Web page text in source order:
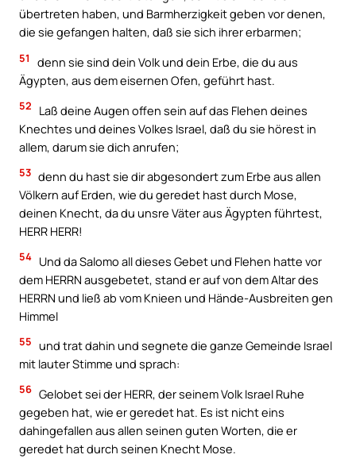
übertreten haben, und Barmherzigkeit geben vor denen,
die sie gefangen halten, daß sie sich ihrer erbarmen;
51
denn sie sind dein Volk und dein Erbe, die du aus
Ägypten, aus dem eisernen Ofen, geführt hast.
52
Laß deine Augen offen sein auf das Flehen deines
Knechtes und deines Volkes Israel, daß du sie hörest in
allem, darum sie dich anrufen;
53 denn du hast sie dir abgesondert zum Erbe aus allen
Völkern auf Erden, wie du geredet hast durch Mose,
deinen Knecht, da du unsre Väter aus Ägypten führtest,
HERR HERR!
54 Und da Salomo all dieses Gebet und Flehen hatte vor
dem HERRN ausgebetet, stand er auf von dem Altar des
HERRN und ließ ab vom Knieen und Hände-Ausbreiten gen
Himmel
55 und trat dahin und segnete die ganze Gemeinde Israel
mit lauter Stimme und sprach:
56 Gelobet sei der HERR, der seinem Volk Israel Ruhe
gegeben hat, wie er geredet hat. Es ist nicht eins
dahingefallen aus allen seinen guten Worten, die er
geredet hat durch seinen Knecht Mose.